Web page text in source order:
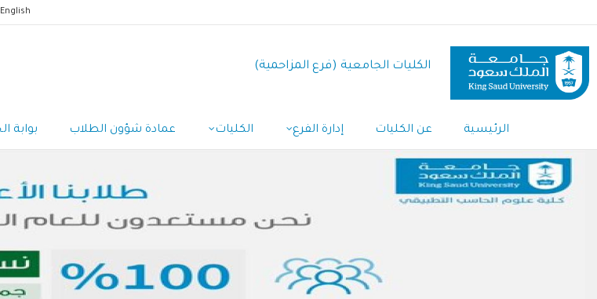
المحتوى
الرئيسي
English
الكليات الجامعية (فرع المزاحمية)
الرئيسية عن الكليات إدارة الفرع الكليات عمادة شؤون الطلاب بوابة